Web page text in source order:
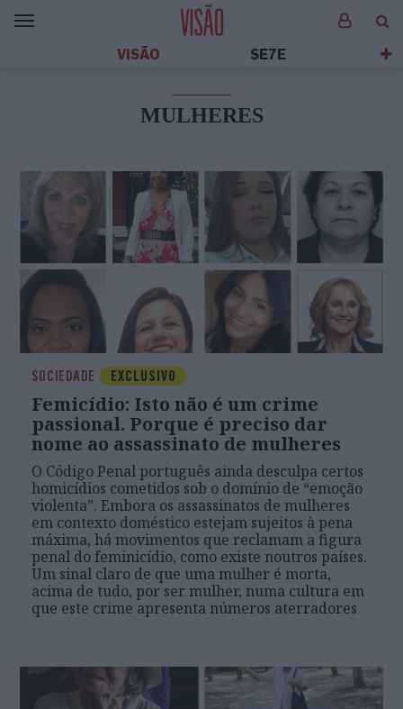
VISÃO SE7E
MULHERES
SOCIEDADE EXCLUSIVO
Femicídio: Isto não é um crime
passional. Porque é preciso dar
nome ao assassinato de mulheres
O Código Penal português ainda desculpa certos
homicídios cometidos sob o domínio de “emoção
violenta”. Embora os assassinatos de mulheres
em contexto doméstico estejam sujeitos à pena
máxima, há movimentos que reclamam a figura
penal do feminicídio, como existe noutros países.
Um sinal claro de que uma mulher é morta,
acima de tudo, por ser mulher, numa cultura em
que este crime apresenta números aterradores